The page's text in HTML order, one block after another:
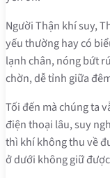
Người Thận khí suy,
yếu thường hay có
lạnh chân, nóng bứt
chờn, dễ tỉnh giữa
Tối đến mà chúng ta
điện thoại lâu, suy
thì khí không thu về
ở dưới không giữ